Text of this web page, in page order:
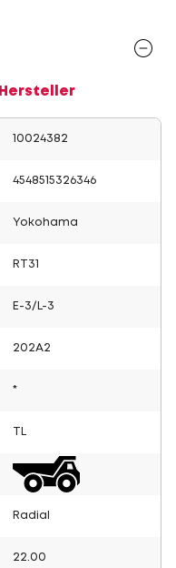
Hersteller
10024382
4548515326346
Yokohama
RT31
E-3/L-3
202A2
*
Radial
22.00